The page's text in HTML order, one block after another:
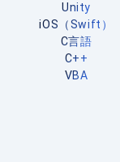
Unity
iOS（Swift）
C言語
C++
VBA